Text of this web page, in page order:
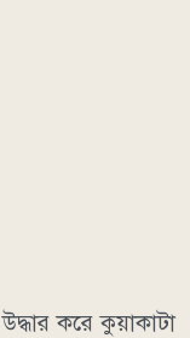
করে কুয়াকাটা